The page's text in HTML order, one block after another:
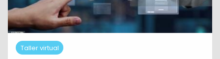
Taller virtual